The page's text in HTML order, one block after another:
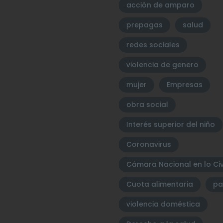
acción de amparo
prepagas
salud
redes sociales
violencia de genero
mujer
Empresas
obra social
Interés superior del niño
Coronavirus
Cámara Nacional en lo
Cuota alimentaria
violencia doméstica